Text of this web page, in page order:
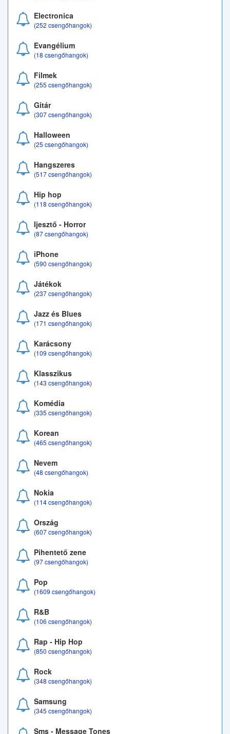
Electronica
(252 csengőhangok)
Evangélium
(18 csengőhangok)
Filmek
(255 csengőhangok)
Gitár
(307 csengőhangok)
Halloween
(25 csengőhangok)
Hangszeres
(517 csengőhangok)
Hip hop
(118 csengőhangok)
Ijesztő - Horror
(87 csengőhangok)
iPhone
(590 csengőhangok)
Játékok
(237 csengőhangok)
Jazz és Blues
(171 csengőhangok)
Karácsony
(109 csengőhangok)
Klasszikus
(143 csengőhangok)
Komédia
(335 csengőhangok)
Korean
(465 csengőhangok)
Nevem
(48 csengőhangok)
Nokia
(114 csengőhangok)
Ország
(607 csengőhangok)
Pihentető zene
(97 csengőhangok)
Pop
(1609 csengőhangok)
R&B
(106 csengőhangok)
Rap - Hip Hop
(850 csengőhangok)
Rock
(348 csengőhangok)
Samsung
(345 csengőhangok)
Sms - Message Tones